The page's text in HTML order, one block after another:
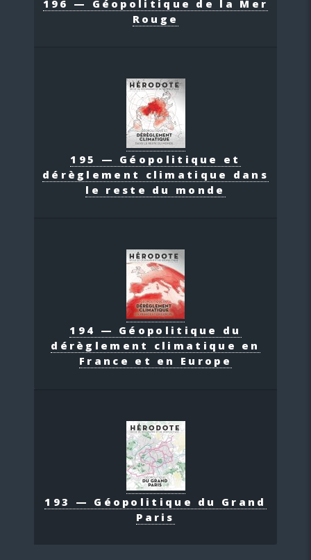
196 — Géopolitique de la Mer
Rouge
195 — Géopolitique et
dérèglement climatique dans
le reste du monde
194 — Géopolitique du
dérèglement climatique en
France et en Europe
193 — Géopolitique du Grand
Paris